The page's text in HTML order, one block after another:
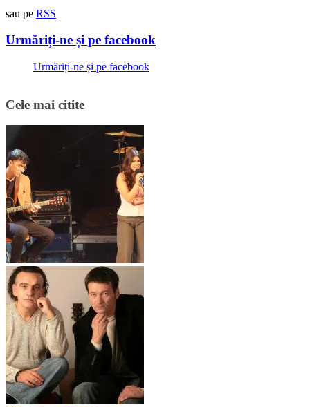
sau pe RSS
Urmăriți-ne și pe facebook
Urmăriți-ne și pe facebook
Cele mai citite